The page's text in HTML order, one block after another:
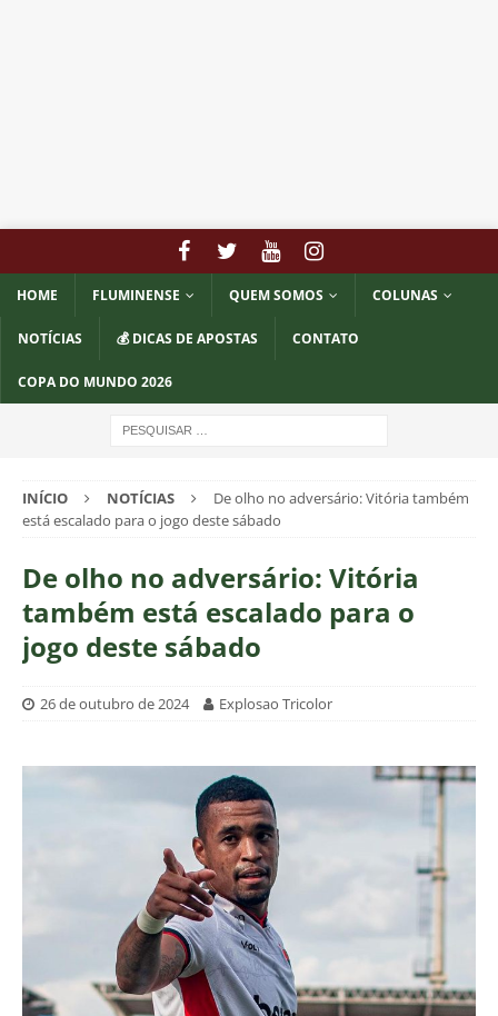
HOME FLUMINENSE QUEM SOMOS COLUNAS
NOTÍCIAS 💰 DICAS DE APOSTAS CONTATO
COPA DO MUNDO 2026
INÍCIO NOTÍCIAS
De olho no adversário: Vitória também
está escalado para o jogo deste sábado
De olho no adversário: Vitória
também está escalado para o
jogo deste sábado
26 de outubro de 2024 Explosao Tricolor